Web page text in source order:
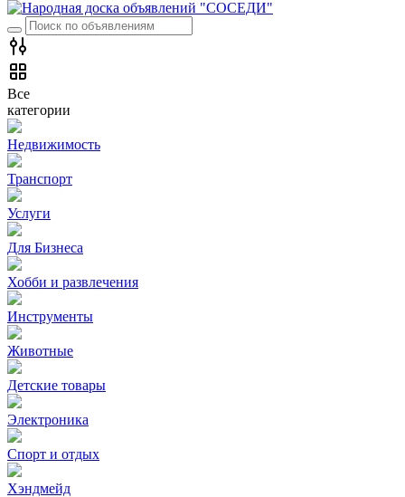
Все
категории
Недвижимость
Транспорт
Услуги
Для Бизнеса
Хобби и развлечения
Инструменты
Животные
Детские товары
Электроника
Спорт и отдых
Хэндмейд